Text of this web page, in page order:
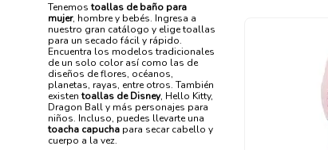
Tenemostoallas de baño para
mujer, hombre y bebés. Ingresa a
nuestro gran catálogo y elige toallas
para un secado fácil y rápido.
Encuentra los modelos tradicionales
de un solo color así como las de
diseños de flores, océanos,
planetas, rayas, entre otros. También
existentoallas de Disney, Hello Kitty,
Dragon Ball y más personajes para
niños. Incluso, puedes llevarte una
toacha capucha para secar cabello y
cuerpo a la vez.